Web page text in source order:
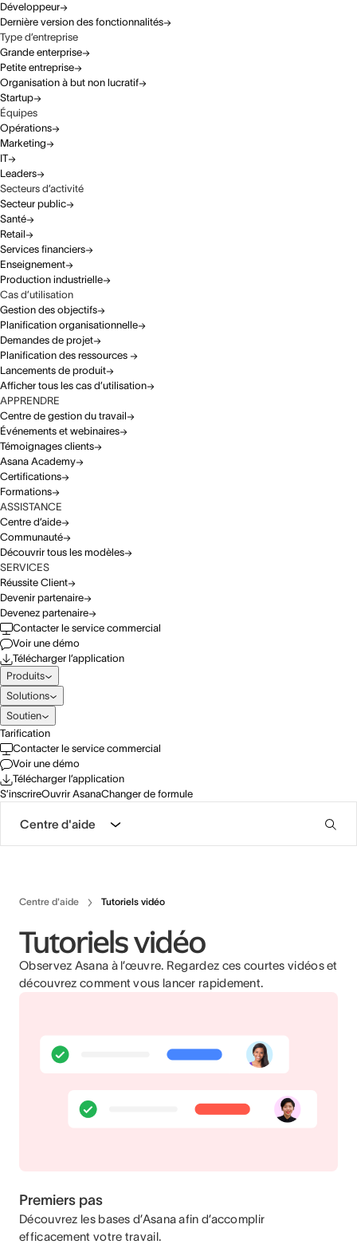
Développeur
Dernière version des fonctionnalités
Type d’entreprise
Grande enterprise
Petite entreprise
Organisation à but non lucratif
Startup
Équipes
Opérations
Marketing
IT
Leaders
Secteurs d’activité
Secteur public
Santé
Retail
Services financiers
Enseignement
Production industrielle
Cas d’utilisation
Gestion des objectifs
Planification organisationnelle
Demandes de projet
Planification des ressources
Lancements de produit
Afficher tous les cas d’utilisation
APPRENDRE
Centre de gestion du travail
Événements et webinaires
Témoignages clients
Asana Academy
Certifications
Formations
ASSISTANCE
Centre d’aide
Communauté
Découvrir tous les modèles
SERVICES
Réussite Client
Devenir partenaire
Devenez partenaire
Contacter le service commercial
Voir une démo
Télécharger l’application
Produits
Solutions
Soutien
Tarification
Contacter le service commercial
Voir une démo
Télécharger l’application
S’inscrireOuvrir AsanaChanger de formule
Centre d'aide
Centre d'aide Tutoriels vidéo
Tutoriels vidéo
Observez Asana à l’œuvre. Regardez ces courtes vidéos et
découvrez comment vous lancer rapidement.
Premiers pas
Découvrez les bases d’Asana afin d’accomplir
efficacement votre travail.